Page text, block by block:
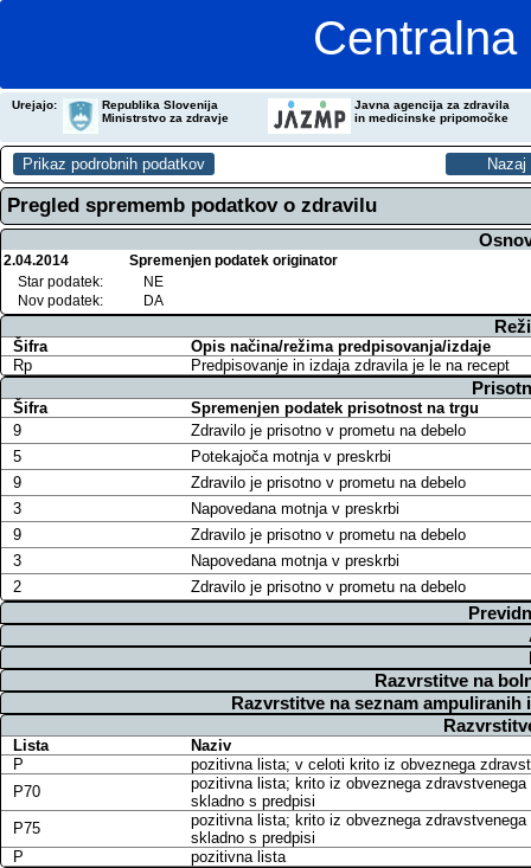
Urejajo:
Republika Slovenija
Ministrstvo za zdravje
Javna agencija za zdravila
in medicinske pripomočke
Pregled sprememb podatkov o zdravilu
2.04.2014
Spremenjen podatek originator
Star podatek:
NE
Nov podatek:
DA
Šifra
Opis načina/režima predpisovanja/izdaje
Rp
Predpisovanje in izdaja zdravila je le na recept
Šifra
Spremenjen podatek prisotnost na trgu
9
Zdravilo je prisotno v prometu na debelo
5
Potekajoča motnja v preskrbi
9
Zdravilo je prisotno v prometu na debelo
3
Napovedana motnja v preskrbi
9
Zdravilo je prisotno v prometu na debelo
3
Napovedana motnja v preskrbi
2
Zdravilo je prisotno v prometu na debelo
Razvrstitve na
Razvrstitve na seznam
Lista
Naziv
P
pozitivna lista; v celoti krito iz obveznega
P70
pozitivna lista; krito iz obveznega
skladno s predpisi
P75
pozitivna lista; krito iz obveznega
skladno s predpisi
P
pozitivna lista